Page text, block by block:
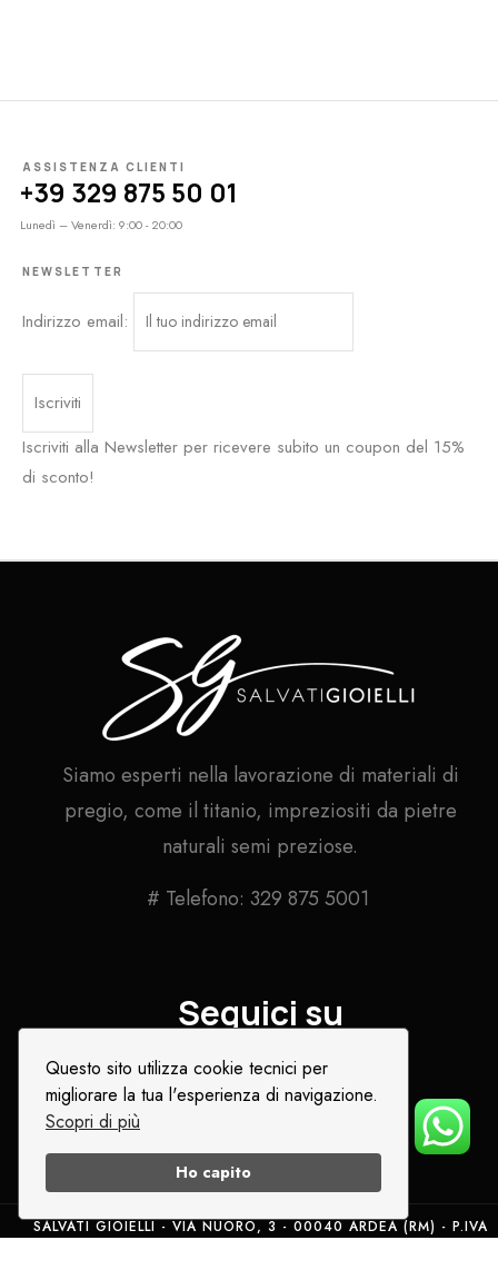
Questo sito utilizza cookie tecnici per
migliorare la tua l'esperienza di navigazione.
Scopri di più
Ho capito
ASSISTENZA CLIENTI
+39 329 875 50 01
Lunedì – Venerdì: 9:00 - 20:00
NEWSLETTER
Indirizzo email:
Iscriviti alla Newsletter per ricevere subito un coupon del 15%
di sconto!
Siamo esperti nella lavorazione di materiali di
pregio, come il titanio, impreziositi da pietre
naturali semi preziose.
# Telefono: 329 875 5001
Seguici su
SALVATI GIOIELLI - VIA NUORO, 3 - 00040 ARDEA (RM) - P.IVA